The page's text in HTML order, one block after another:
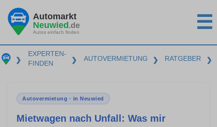
Automarkt
Neuwied.de
Autos einfach finden ☰
❯
EXPERTEN-
FINDEN
❯ AUTOVERMIETUNG ❯ RATGEBER ❯
Autovermietung · in Neuwied
Mietwagen nach Unfall: Was mir